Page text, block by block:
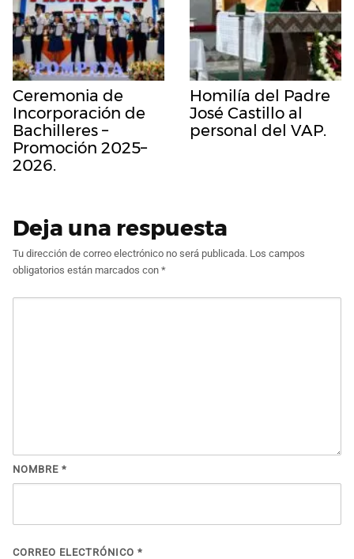
Ceremonia de
Incorporación de
Bachilleres –
Promoción 2025–
2026.
Homilía del Padre
José Castillo al
personal del VAP.
Deja una respuesta
Tu dirección de correo electrónico no será publicada. Los campos
obligatorios están marcados con *
NOMBRE *
CORREO ELECTRÓNICO *